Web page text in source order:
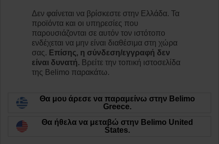
Είμαστε HVAC
Δεν φαίνεται να βρίσκεστε στην Ελλάδα. Τα
προϊόντα και οι υπηρεσίες που
παρουσιάζονται σε αυτόν τον ιστότοπο
ενδέχεται να μην είναι διαθέσιμα στη χώρα
σας. Επίσης, η σύνδεση/εγγραφή δεν
είναι δυνατή. Βρείτε την τοπική ιστοσελίδα
της Belimo παρακάτω.
Θα μου άρεσε να παραμείνω στην Belimo
Greece.
Θα ήθελα να μεταβώ στην Belimo United
States.